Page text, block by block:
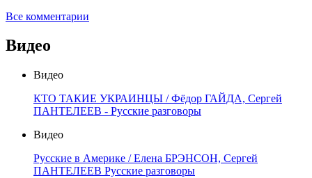
Все комментарии
Видео
Видео
КТО ТАКИЕ УКРАИНЦЫ / Фёдор ГАЙДА, Сергей
ПАНТЕЛЕЕВ - Русские разговоры
Видео
Русские в Америке / Елена БРЭНСОН, Сергей
ПАНТЕЛЕЕВ Русские разговоры